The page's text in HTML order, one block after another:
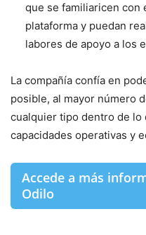
que se familiaricen con
plataforma y puedan
labores de apoyo a los
La compañía confía en
posible, al mayor número
cualquier tipo dentro de lo
capacidades operativas y
Accede a más
Odilo